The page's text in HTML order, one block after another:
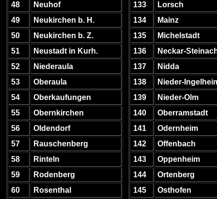
48
Neuhof
49
Neukirchen b. H.
50
Neukirchen b. Z.
51
Neustadt in Kurh.
52
Niederaula
53
Oberaula
54
Oberkaufungen
55
Obernkirchen
56
Oldendorf
57
Rauschenberg
58
Rinteln
59
Rodenberg
60
Rosenthal
133
Lorsch
134
Mainz
135
Michelstadt
136
Neckar-
137
Nidda
138
Nieder-
139
Nieder-Olm
140
Oberramstadt
141
Odernheim
142
Offenbach
143
Oppenheim
144
Ortenberg
145
Osthofen